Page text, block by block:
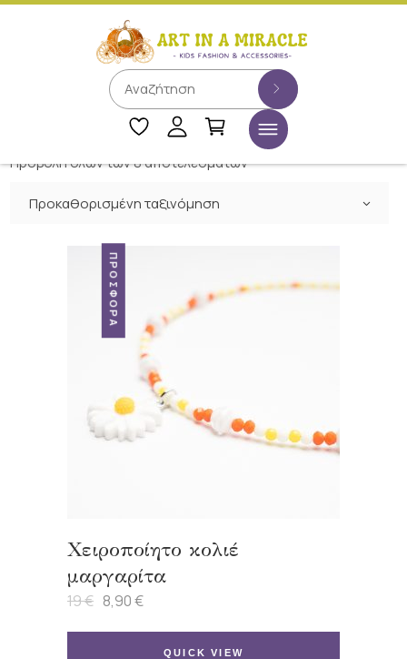
Προβολή όλων των 8 αποτελεσμάτων
Προκαθορισμένη ταξινόμηση
ΠΡΟΣΦΟΡΆ
Χειροποίητο κολιέ
μαργαρίτα
19€ Original
was:
8,90€
Η
τιμή
QUICK VIEW